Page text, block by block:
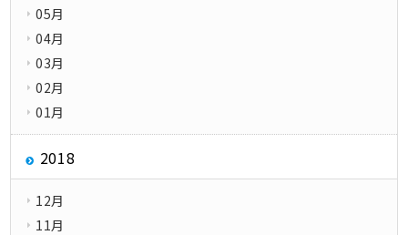
05月
04月
03月
02月
01月
2018
12月
11月